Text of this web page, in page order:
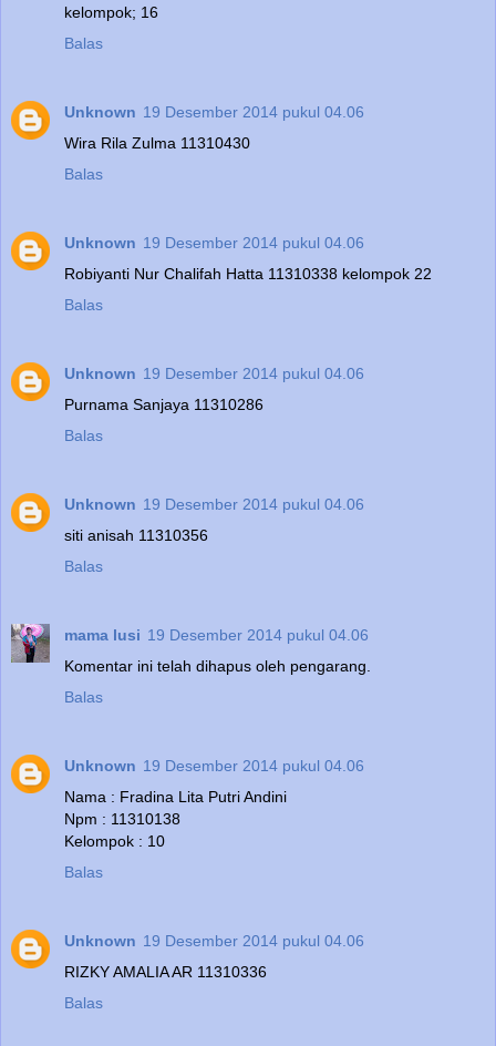
kelompok; 16
Balas
Unknown 19 Desember 2014 pukul 04.06
Wira Rila Zulma 11310430
Balas
Unknown 19 Desember 2014 pukul 04.06
Robiyanti Nur Chalifah Hatta 11310338 kelompok 22
Balas
Unknown 19 Desember 2014 pukul 04.06
Purnama Sanjaya 11310286
Balas
Unknown 19 Desember 2014 pukul 04.06
siti anisah 11310356
Balas
mama lusi 19 Desember 2014 pukul 04.06
Komentar ini telah dihapus oleh pengarang.
Balas
Unknown 19 Desember 2014 pukul 04.06
Nama : Fradina Lita Putri Andini
Npm : 11310138
Kelompok : 10
Balas
Unknown 19 Desember 2014 pukul 04.06
RIZKY AMALIA AR 11310336
Balas